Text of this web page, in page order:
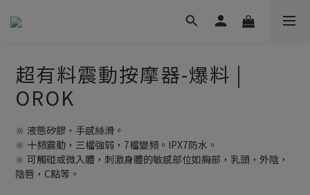
超有料震動按摩器-爆料 |
OROK
🔆 液態矽膠，手感絲滑。
🔆 十頻震動，三檔強弱，7檔變頻。IPX7防水。
🔆 可觸碰或微入體，刺激身體的敏感部位如胸部，乳頭，外陰，
陰唇，C點等。